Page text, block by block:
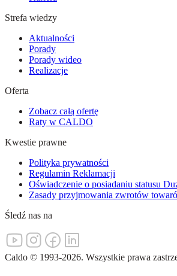
Strefa wiedzy
Aktualności
Porady
Porady wideo
Realizacje
Oferta
Zobacz całą ofertę
Raty w CALDO
Kwestie prawne
Polityka prywatności
Regulamin Reklamacji
Oświadczenie o posiadaniu statusu
Zasady przyjmowania zwrotów
Śledź nas na
Caldo © 1993-2026. Wszystkie prawa